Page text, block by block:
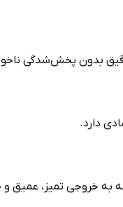
بدون پخش‌شدگی
دارد.
به خروجی تمیز، عمیق